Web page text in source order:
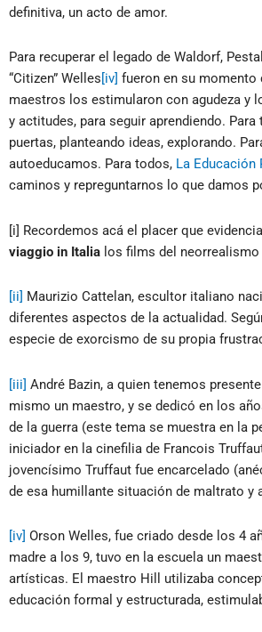
definitiva, un acto de amor.
Para recuperar el legado de Waldorf,
“Citizen” Welles[iv] fueron en su
maestros los estimularon con agudeza y
y actitudes, para seguir aprendiendo.
puertas, planteando ideas, explorando.
autoeducamos. Para todos, La Educación
caminos y repreguntarnos lo que damos
[i] Recordemos acá el placer que
viaggio in Italia los films del
[ii] Maurizio Cattelan, escultor italiano
diferentes aspectos de la actualidad.
especie de exorcismo de su propia
[iii] André Bazin, a quien tenemos
mismo un maestro, y se dedicó en los
de la guerra (este tema se muestra en la
iniciador en la cinefilia de Francois
jovencísimo Truffaut fue encarcelado
de esa humillante situación de maltrato y
[iv] Orson Welles, fue criado desde los 4
madre a los 9, tuvo en la escuela un
artísticas. El maestro Hill utilizaba
educación formal y estructurada,